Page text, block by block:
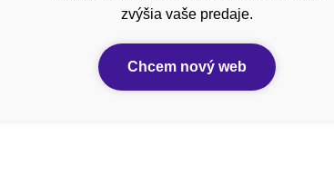
zvýšia vaše predaje.
Chcem nový web